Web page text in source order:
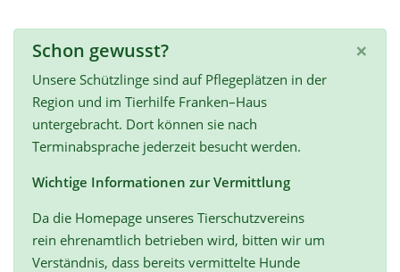
×
Schon gewusst?
Unsere Schützlinge sind auf Pflegeplätzen in der
Region und im Tierhilfe Franken–Haus
untergebracht. Dort können sie nach
Terminabsprache jederzeit besucht werden.
Wichtige Informationen zur Vermittlung
Da die Homepage unseres Tierschutzvereins
rein ehrenamtlich betrieben wird, bitten wir um
Verständnis, dass bereits vermittelte Hunde